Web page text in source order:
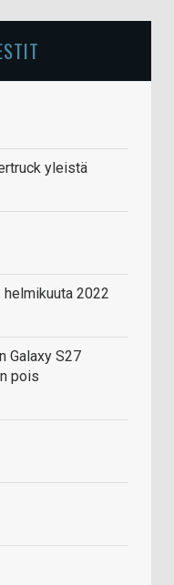
yleistä
helmikuuta 2022
Galaxy S27
pois